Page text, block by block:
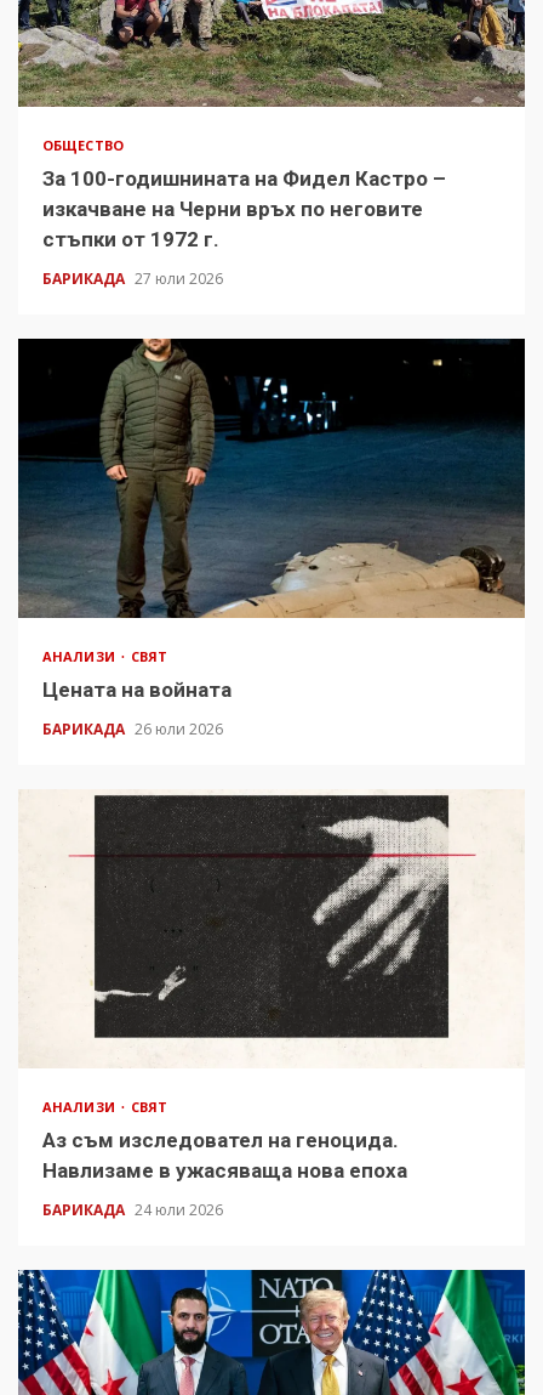
ОБЩЕСТВО
За 100-годишнината на Фидел Кастро –
изкачване на Черни връх по неговите
стъпки от 1972 г.
БАРИКАДА 27 юли 2026
АНАЛИЗИ СВЯТ
Цената на войната
БАРИКАДА 26 юли 2026
АНАЛИЗИ СВЯТ
Аз съм изследовател на геноцида.
Навлизаме в ужасяваща нова епоха
БАРИКАДА 24 юли 2026